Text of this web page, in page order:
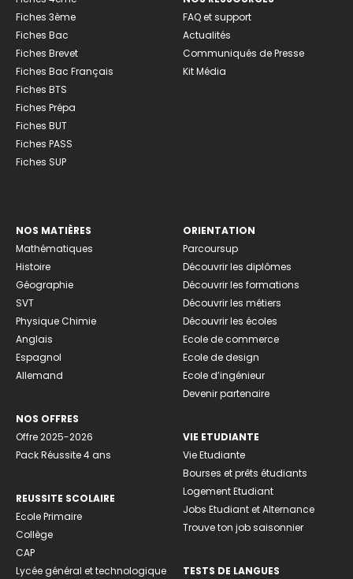
Fiches 3ème
Fiches Bac
Fiches Brevet
Fiches Bac Français
Fiches BTS
Fiches Prépa
Fiches BUT
Fiches PASS
Fiches SUP
FAQ et support
Actualités
Communiqués de Presse
Kit Média
NOS MATIÈRES
Mathématiques
Histoire
Géographie
SVT
Physique Chimie
Anglais
Espagnol
Allemand
NOS OFFRES
Offre 2025-2026
Pack Réussite 4 ans
REUSSITE SCOLAIRE
Ecole Primaire
Collège
CAP
Lycée général et technologique
ORIENTATION
Parcoursup
Découvrir les diplômes
Découvrir les formations
Découvrir les métiers
Découvrir les écoles
Ecole de commerce
Ecole de design
Ecole d’ingénieur
Devenir partenaire
VIE ETUDIANTE
Vie Etudiante
Bourses et prêts étudiants
Logement Etudiant
Jobs Etudiant et Alternance
Trouve ton job saisonnier
TESTS DE LANGUES